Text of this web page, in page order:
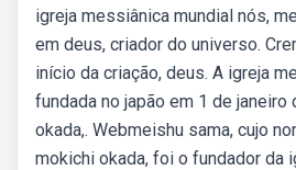
igreja messiânica mundial nós,
em deus, criador do universo.
início da criação, deus. A igreja
fundada no japão em 1 de
okada,. Webmeishu sama, cujo
mokichi okada, foi o fundador da